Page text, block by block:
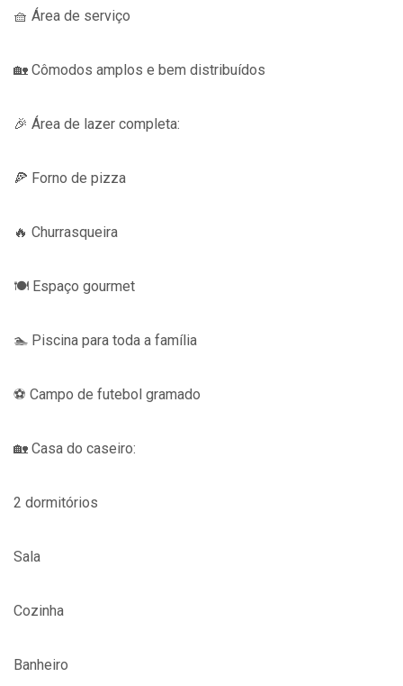
🧺 Área de serviço
🏡 Cômodos amplos e bem distribuídos
🎉 Área de lazer completa:
🍕 Forno de pizza
🔥 Churrasqueira
🍽️ Espaço gourmet
🏊 Piscina para toda a família
⚽ Campo de futebol gramado
🏡 Casa do caseiro:
2 dormitórios
Sala
Cozinha
Banheiro